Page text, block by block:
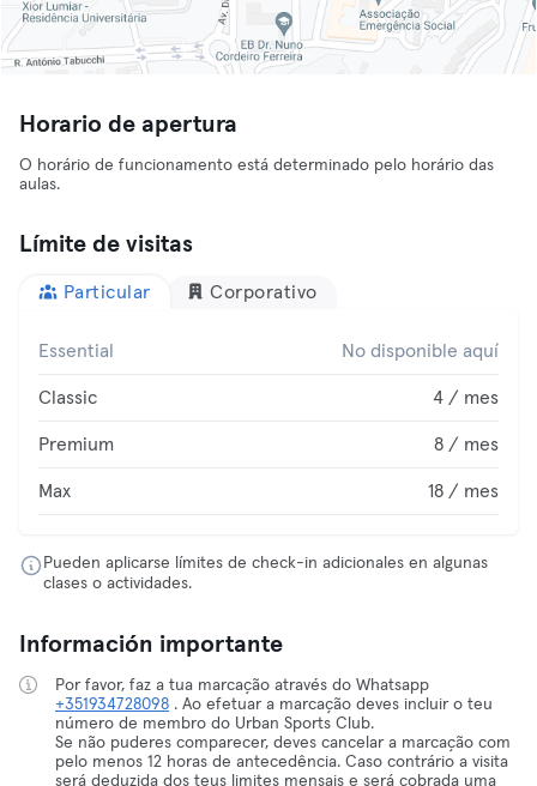
Horario de apertura
O horário de funcionamento está determinado pelo horário das
aulas.
Límite de visitas
Particular Corporativo
Essential No disponible aquí
Classic 4 / mes
Premium 8 / mes
Max 18 / mes
Pueden aplicarse límites de check-in adicionales en algunas
clases o actividades.
Información importante
Por favor, faz a tua marcação através do Whatsapp
+351934728098 . Ao efetuar a marcação deves incluir o teu
número de membro do Urban Sports Club.
Se não puderes comparecer, deves cancelar a marcação com
pelo menos 12 horas de antecedência. Caso contrário a visita
será deduzida dos teus limites mensais e será cobrada uma